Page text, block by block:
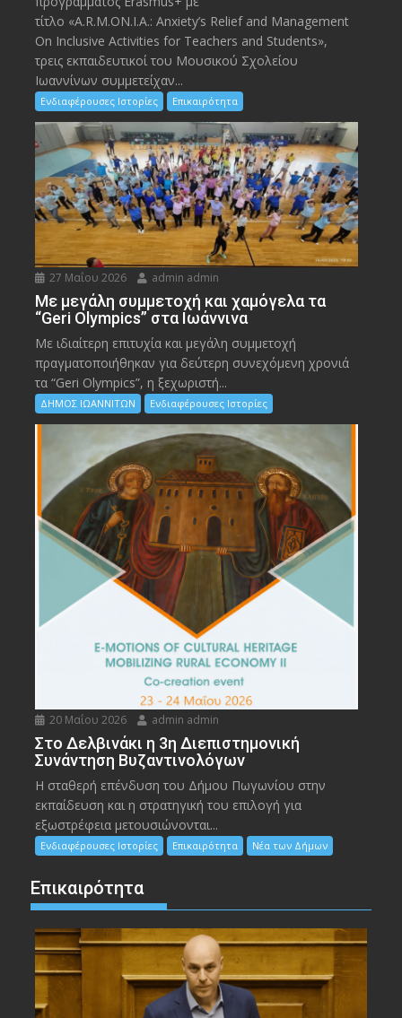
τίτλο «A.R.M.ON.I.A.: Anxiety’s Relief and Management
On Inclusive Activities for Teachers and Students»,
τρεις εκπαιδευτικοί του Μουσικού Σχολείου
Ιωαννίνων συμμετείχαν...
Ενδιαφέρουσες Ιστορίες Επικαιρότητα
27 Μαΐου 2026 admin admin
Με μεγάλη συμμετοχή και χαμόγελα τα
“Geri Olympics” στα Ιωάννινα
Με ιδιαίτερη επιτυχία και μεγάλη συμμετοχή
πραγματοποιήθηκαν για δεύτερη συνεχόμενη χρονιά
τα “Geri Olympics”, η ξεχωριστή...
ΔΗΜΟΣ ΙΩΑΝΝΙΤΩΝ Ενδιαφέρουσες Ιστορίες
20 Μαΐου 2026 admin admin
Στο Δελβινάκι η 3η Διεπιστημονική
Συνάντηση Βυζαντινολόγων
Η σταθερή επένδυση του Δήμου Πωγωνίου στην
εκπαίδευση και η στρατηγική του επιλογή για
εξωστρέφεια μετουσιώνονται...
Ενδιαφέρουσες Ιστορίες Επικαιρότητα Νέα των Δήμων
Επικαιρότητα